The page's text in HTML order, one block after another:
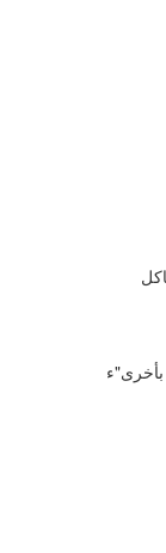
بأخرى"ء